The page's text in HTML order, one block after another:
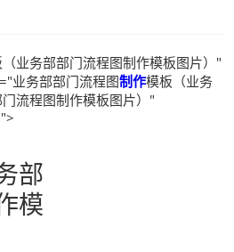
业务部部门流程图制作模板图片）"
业务部部门流程图制作模板（业务
流程图制作模板图片）"
部
模